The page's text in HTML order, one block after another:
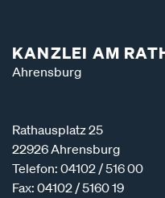
KANZLEI AM
Ahrensburg
Rathausplatz 25
22926 Ahrensburg
Telefon: 04102 / 516 00
Fax: 04102 / 5160 19